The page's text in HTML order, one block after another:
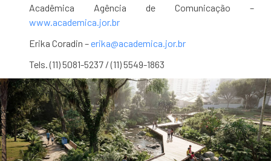
Acadêmica Agência de Comunicação –
www.academica.jor.br
Erika Coradin –erika@academica.jor.br
Tels. (11) 5081-5237 / (11) 5549-1863